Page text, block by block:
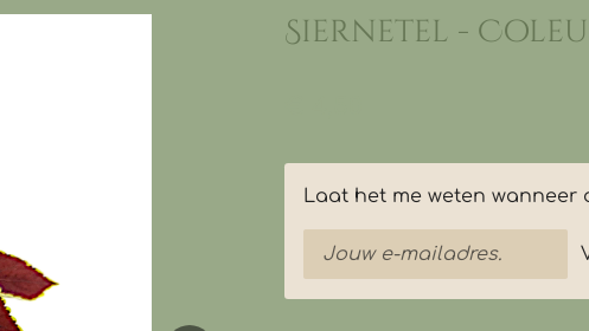
Siernetel -
Laat het me weten